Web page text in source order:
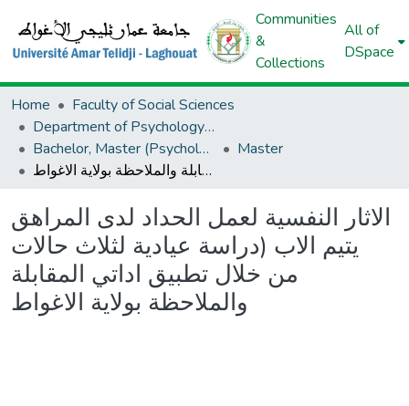
Communities
&
Collections
All of
DSpace
Home
Faculty of Social Sciences
Department of Psychology And Educational Sciences And Orthoponia
Bachelor, Master (Psychology And Educational Sciences And Orthoponia)
Master
الاثار النفسية لعمل الحداد لدى المراهق يتيم الاب (دراسة عيادية لثلاث حالات من خلال تطبيق اداتي المقابلة والملاحظة بولاية الاغواط
الاثار النفسية لعمل الحداد لدى المراهق
يتيم الاب (دراسة عيادية لثلاث حالات
من خلال تطبيق اداتي المقابلة
والملاحظة بولاية الاغواط